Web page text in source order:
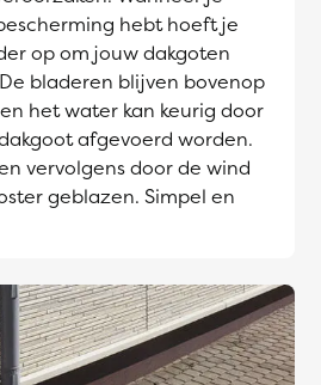
hebt hoeft je
op om jouw dakgoten
bladeren blijven bovenop
het water kan keurig door
afgevoerd worden.
vervolgens door de wind
geblazen. Simpel en